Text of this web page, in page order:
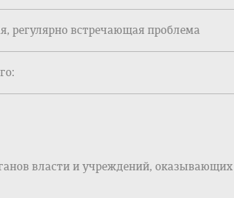
регулярно встречающая проблема
власти и учреждений, оказывающих